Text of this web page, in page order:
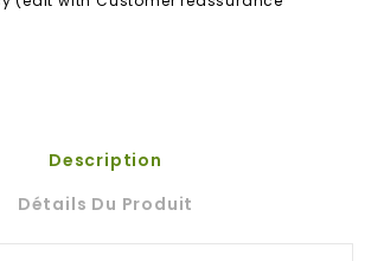
Description
Détails Du Produit